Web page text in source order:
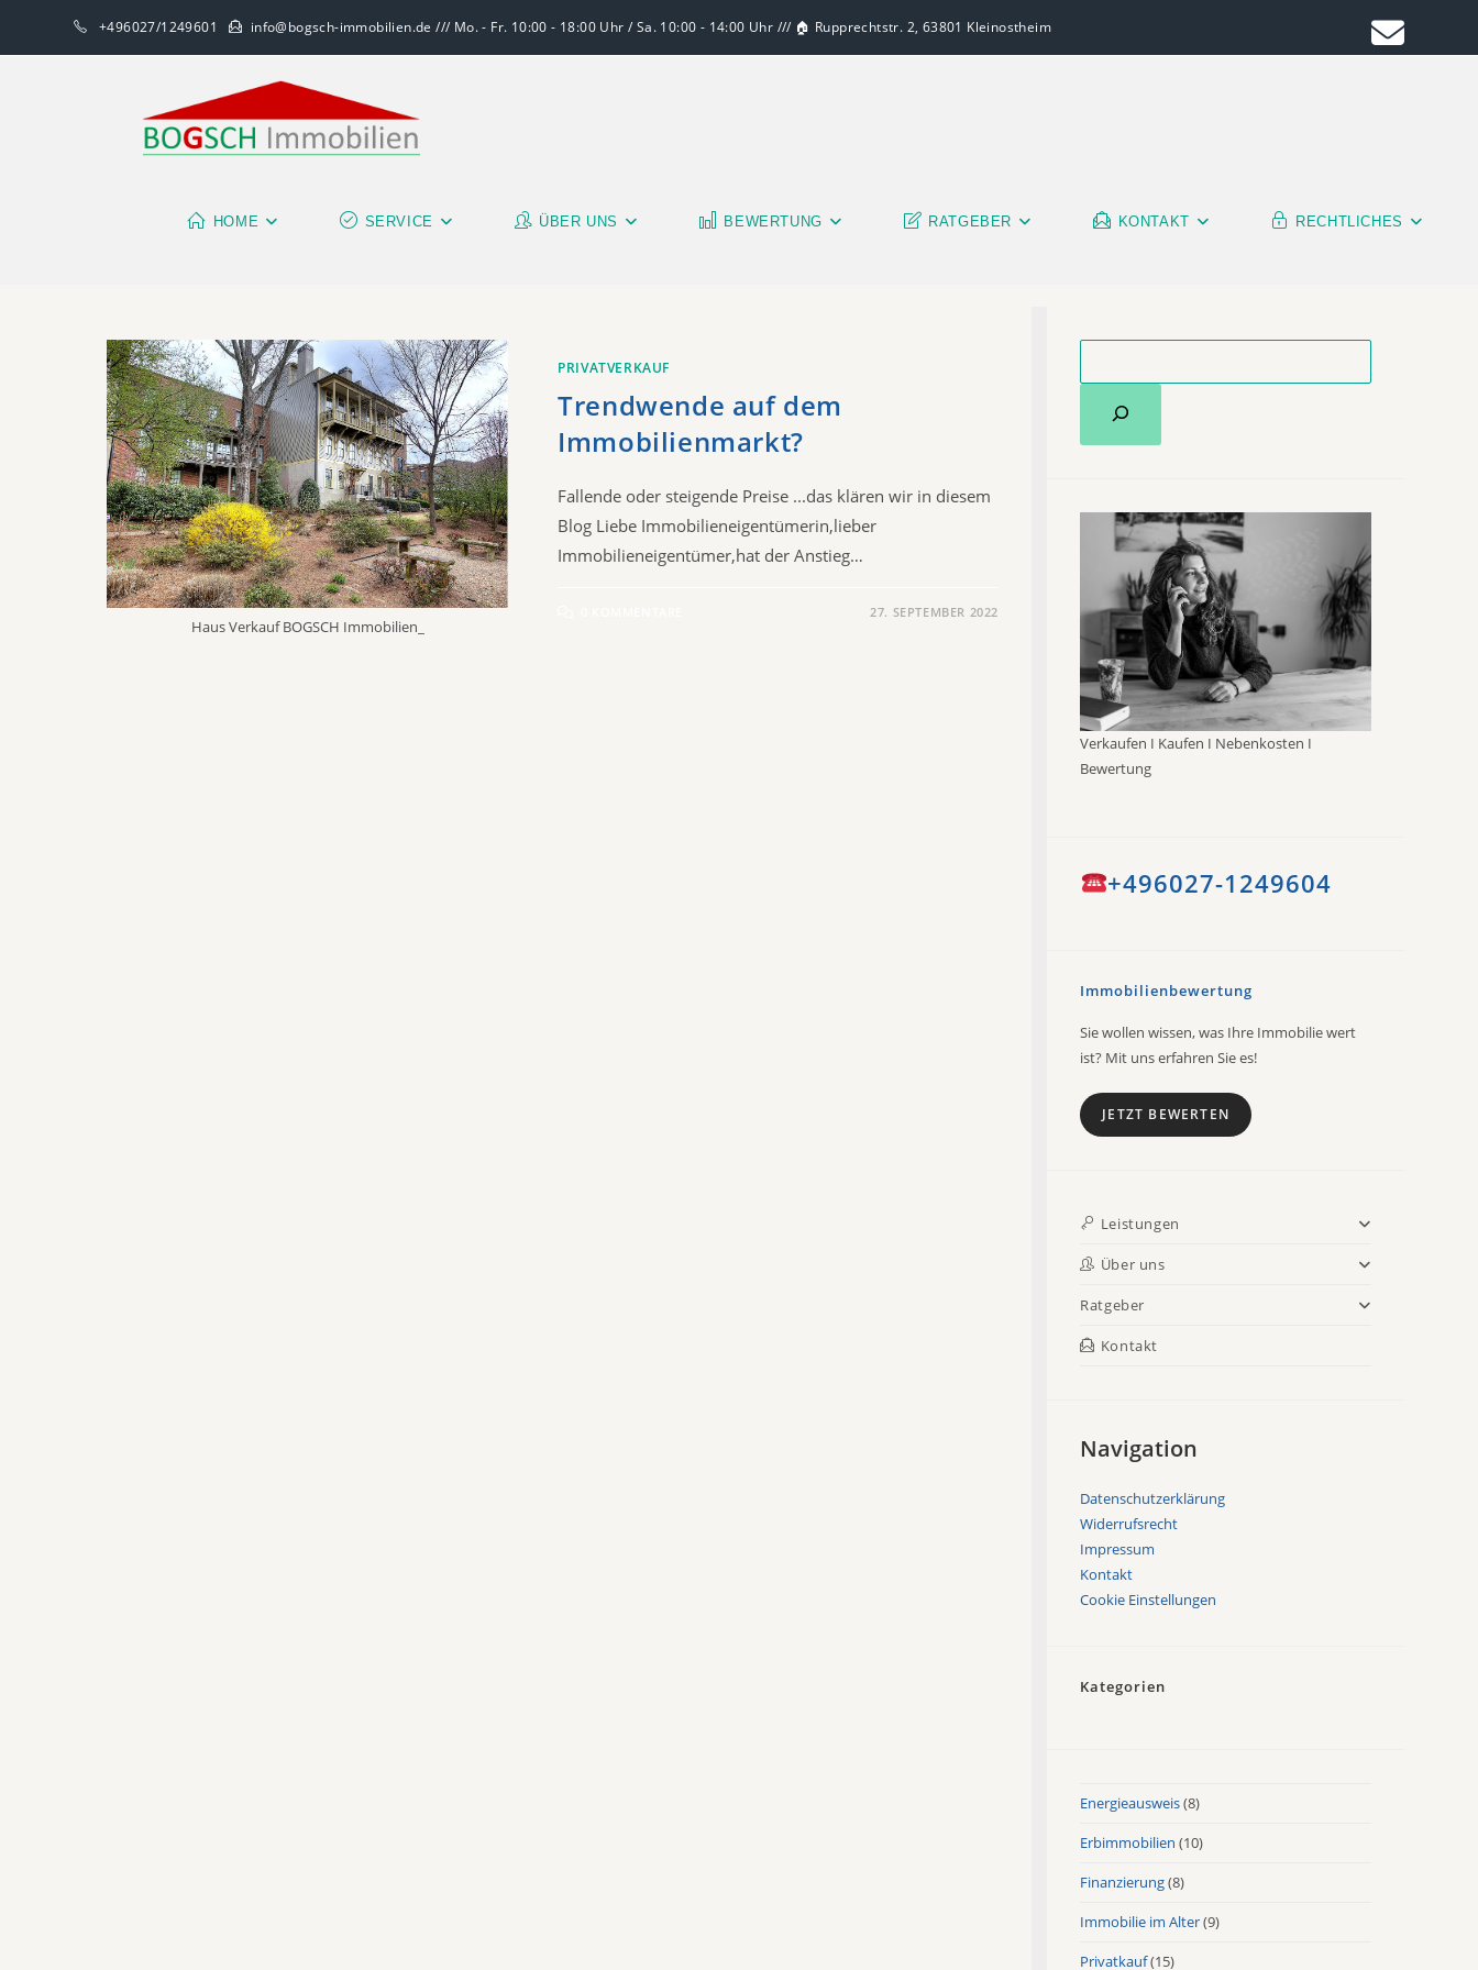
+496027/1249601 info@bogsch-immobilien.de /// Mo. - Fr. 10:00 - 18:00 Uhr / Sa. 10:00 - 14:00 Uhr /// 🏠 Rupprechtstr. 2, 63801 Kleinostheim
HOME SERVICE ÜBER UNS BEWERTUNG RATGEBER KONTAKT RECHTLICHES
Haus Verkauf BOGSCH Immobilien_
PRIVATVERKAUF
Trendwende auf dem
Immobilienmarkt?
Fallende oder steigende Preise ...das klären wir in diesem
Blog​ Liebe Immobilieneigentümerin,lieber
Immobilieneigentümer,hat der Anstieg…
27. SEPTEMBER 2022
Verkaufen I Kaufen I Nebenkosten I
Bewertung
+496027-1249604
Immobilienbewertung
Sie wollen wissen, was Ihre Immobilie wert
ist? Mit uns erfahren Sie es!
JETZT BEWERTEN
Leistungen
Über uns
Ratgeber
Kontakt
Navigation
Datenschutzerklärung
Widerrufsrecht
Impressum
Kontakt
Cookie Einstellungen
Kategorien
Energieausweis(8)
Erbimmobilien (10)
Finanzierung(8)
Immobilie im Alter(9)
Privatkauf(15)